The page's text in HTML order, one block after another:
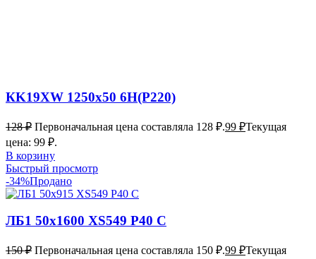
КK19XW 1250х50 6Н(P220)
128₽ Первоначальная цена составляла 128 ₽.99 ₽Текущая
цена: 99 ₽.
В корзину
Быстрый просмотр
-34%Продано
ЛБ1 50х1600 XS549 P40 С
150₽ Первоначальная цена составляла 150 ₽.99 ₽Текущая